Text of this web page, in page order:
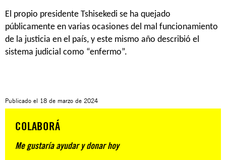
El propio presidente Tshisekedi se ha quejado
públicamente en varias ocasiones del mal funcionamiento
de la justicia en el país, y este mismo año describió el
sistema judicial como “enfermo”.
Publicado el 18 de marzo de 2024
COLABORÁ
Me gustaría ayudar y donar hoy